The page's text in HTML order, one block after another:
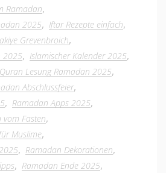
Ramadan,
2025, Iftar Rezepte einfach,
Grevenbroich,
2025, Islamischer Kalender 2025,
Quran Lesung Ramadan 2025,
Abschlussfeier,
, Ramadan Apps 2025,
Fasten,
Muslime,
, Ramadan Dekorationen,
, Ramadan Ende 2025,